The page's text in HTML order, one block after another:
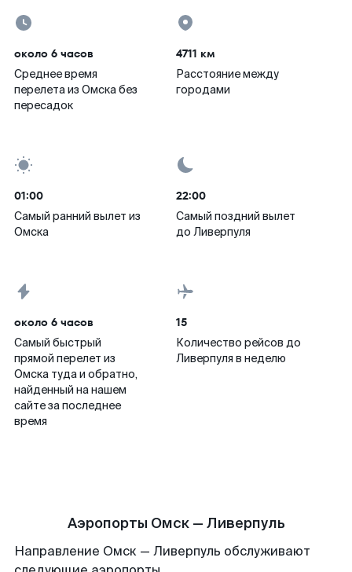
около 6 часов
Среднее время
перелета из Омска без
пересадок
4711 км
Расстояние между
городами
01:00
Самый ранний вылет из
Омска
22:00
Самый поздний вылет
до Ливерпуля
около 6 часов
Самый быстрый
прямой перелет из
Омска туда и обратно,
найденный на нашем
сайте за последнее
время
15
Количество рейсов до
Ливерпуля в неделю
Аэропорты Омск — Ливерпуль
Направление Омск — Ливерпуль обслуживают